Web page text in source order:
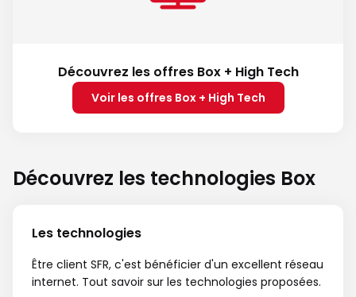
Découvrez les offres Box + High Tech
Voir les offres Box + High Tech
Découvrez les technologies Box
Les technologies
Être client SFR, c'est bénéficier d'un excellent réseau
internet. Tout savoir sur les technologies proposées.